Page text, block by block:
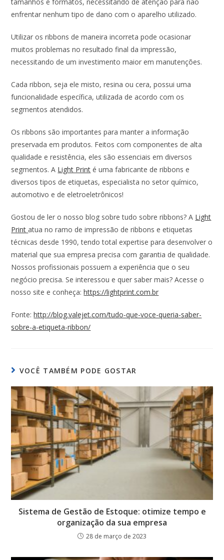
enfrentar nenhum tipo de dano com o aparelho utilizado.
Utilizar os ribbons de maneira incorreta pode ocasionar
muitos problemas no resultado final da impressão,
necessitando de um investimento maior em manutenções.
Cada ribbon, seja ele misto, resina ou cera, possui uma
funcionalidade específica, utilizada de acordo com os
segmentos atendidos.
Os ribbons são importantes para manter a informação
preservada em produtos. Feitos com componentes de alta
qualidade e resistência, eles são essenciais em diversos
segmentos. A Light Print é uma fabricante de ribbons e
diversos tipos de etiquetas, especialista no setor químico,
automotivo e de eletroeletrônicos!
Gostou de ler o nosso blog sobre tudo sobre ribbons? A Light
Printatua no ramo de impressão de ribbons e etiquetas
técnicas desde 1990, tendo total expertise para desenvolver o
material que sua empresa precisa com garantia de qualidade.
Nossos profissionais possuem a experiência que o seu
negócio precisa. Se interessou e quer saber mais? Acesse o
nosso site e conheça:https://lightprint.com.br
Fonte:http://blog.valejet.com/tudo-que-voce-queria-saber-
sobre-a-etiqueta-ribbon/
VOCÊ TAMBÉM PODE GOSTAR
Sistema de Gestão de Estoque: otimize tempo e
organização da sua empresa
28 de março de 2023